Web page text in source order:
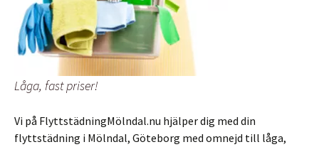
Låga, fast priser!
Vi på FlyttstädningMölndal.nu hjälper dig med din
flyttstädning i Mölndal, Göteborg med omnejd till låga,